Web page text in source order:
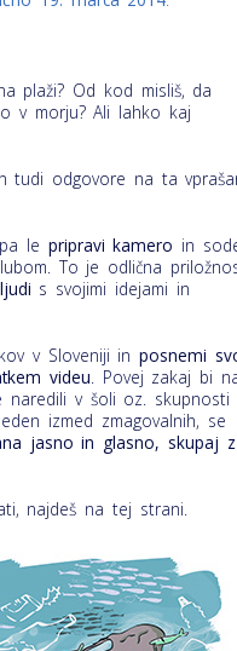
plaži? Od kod misliš, da
v morju? Ali lahko kaj
tudi odgovore na ta
le pripravi kamero in
To je odlična
s svojimi idejami in
v Sloveniji inposnemi
videu. Povej zakaj bi
v šoli oz. skupnosti
izmed zmagovalnih, se
jasno in glasno, skupaj z
najdeš na tej strani.